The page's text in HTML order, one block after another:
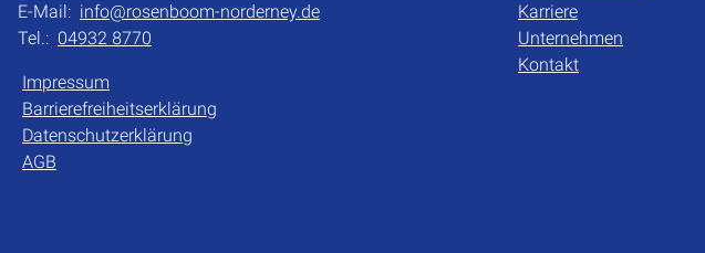
E-Mail: info@rosenboom-norderney.de
Tel.: 04932 8770
Impressum
Barrierefreiheitserklärung
Datenschutzerklärung
AGB
Karriere
Unternehmen
Kontakt